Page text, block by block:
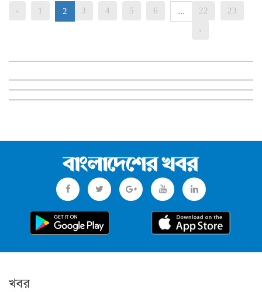
‹ 1 2 3 4 5 6 ... 22
23
›
খবর